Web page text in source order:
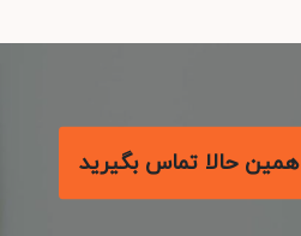
همین حالا تماس بگیرید